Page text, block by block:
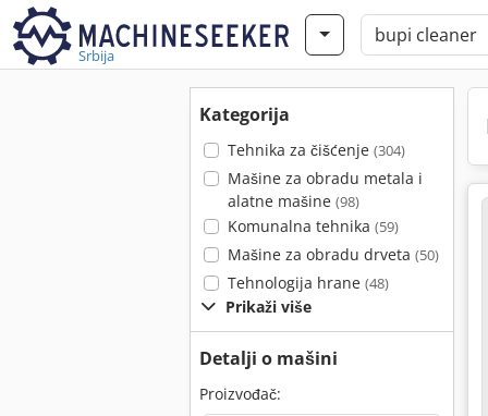
Srbija
Kategorija
Tehnika za čišćenje (304)
Mašine za obradu metala i
alatne mašine (98)
Komunalna tehnika (59)
Mašine za obradu drveta (50)
Tehnologija hrane (48)
Prikaži više
Detalji o mašini
Proizvođač: